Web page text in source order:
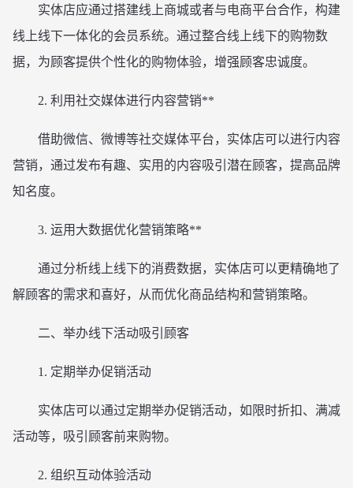
实体店应通过搭建线上商城或者与电商平台合作，构建
线上线下一体化的会员系统。通过整合线上线下的购物数
据，为顾客提供个性化的购物体验，增强顾客忠诚度。
2. 利用社交媒体进行内容营销**
借助微信、微博等社交媒体平台，实体店可以进行内容
营销，通过发布有趣、实用的内容吸引潜在顾客，提高品牌
知名度。
3. 运用大数据优化营销策略**
通过分析线上线下的消费数据，实体店可以更精确地了
解顾客的需求和喜好，从而优化商品结构和营销策略。
二、举办线下活动吸引顾客
1. 定期举办促销活动
实体店可以通过定期举办促销活动，如限时折扣、满减
活动等，吸引顾客前来购物。
2. 组织互动体验活动